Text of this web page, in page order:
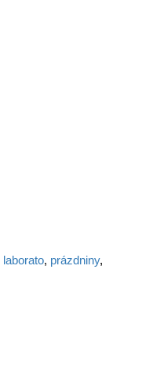
laborato, prázdniny,